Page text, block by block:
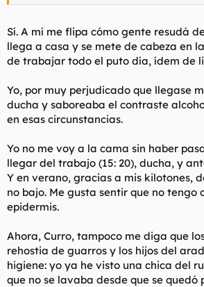
Sí. A mí me flipa cómo gente resudá
llega a casa y se mete de cabeza en
de trabajar todo el puto día, ídem de
Yo, por muy perjudicado que llegase
ducha y saboreaba el contraste
en esas circunstancias.
Yo no me voy a la cama sin haber
llegar del trabajo (15: 20), ducha, y
Y en verano, gracias a mis kilotones,
no bajo. Me gusta sentir que no tengo
epidermis.
Ahora, Curro, tampoco me diga que
rehostia de guarros y los hijos del
higiene: yo ya he visto una chica del
que no se lavaba desde que se quedó